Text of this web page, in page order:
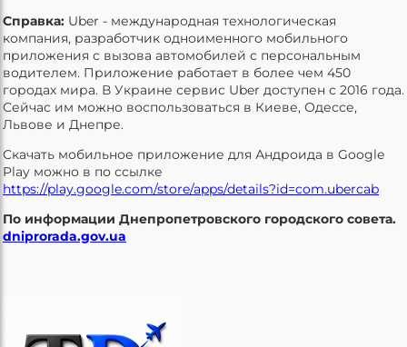
Справка: Uber - международная технологическая
компания, разработчик одноименного мобильного
приложения с вызова автомобилей с персональным
водителем. Приложение работает в более чем 450
городах мира. В Украине сервис Uber доступен с 2016 года.
Сейчас им можно воспользоваться в Киеве, Одессе,
Львове и Днепре.
Скачать мобильное приложение для Андроида в Google
Play можно в по ссылке
https://play.google.com/store/apps/details?id=com.ubercab
По информации Днепропетровского городского совета.
dniprorada.gov.ua